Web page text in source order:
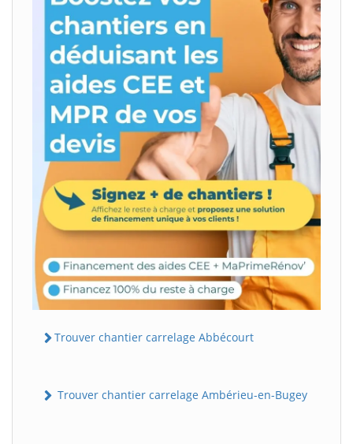
Trouver chantier carrelage Abbécourt
Trouver chantier carrelage Ambérieu-en-Bugey